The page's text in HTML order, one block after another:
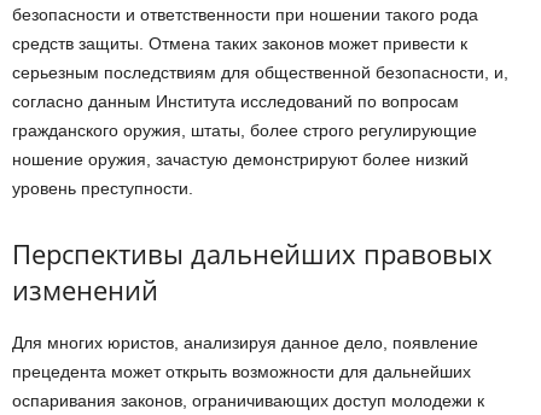
безопасности и ответственности при ношении такого рода
средств защиты. Отмена таких законов может привести к
серьезным последствиям для общественной безопасности, и,
согласно данным Института исследований по вопросам
гражданского оружия, штаты, более строго регулирующие
ношение оружия, зачастую демонстрируют более низкий
уровень преступности.
Перспективы дальнейших правовых
изменений
Для многих юристов, анализируя данное дело, появление
прецедента может открыть возможности для дальнейших
оспаривания законов, ограничивающих доступ молодежи к